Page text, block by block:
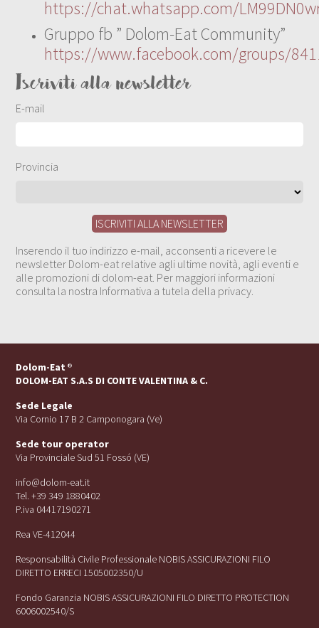
https://chat.whatsapp.com/
Gruppo fb ” Dolom-Eat Community”
https://www.facebook.com/groups/
Iscriviti alla newsletter
E-mail
Provincia
Inserendo il tuo indirizzo e-mail, acconsenti a ricevere le
newsletter Dolom-eat relative agli ultime novità, agli eventi e
alle promozioni di dolom-eat. Per maggiori informazioni
consulta la nostra Informativa a tutela della privacy.
Dolom-Eat ®
DOLOM-EAT S.A.S DI CONTE VALENTINA & C.
Sede Legale
Via Cornio 17 B 2 Camponogara (Ve)
Sede tour operator
Via Provinciale Sud 51 Fossó (VE)
info@dolom-eat.it
Tel. +39 349 1880402
P.iva 04417190271
Rea VE-412044
Responsabilità Civile Professionale NOBIS ASSICURAZIONI FILO
DIRETTO ERRECI 1505002350/U
Fondo Garanzia NOBIS ASSICURAZIONI FILO DIRETTO PROTECTION
6006002540/S